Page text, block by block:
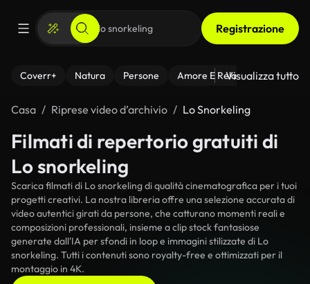
Registrazione
Coverr+ Natura Persone Amore E Relazioni Il
Visualizza tutto
Casa Riprese video d’archivio Lo Snorkeling
Filmati di repertorio gratuiti di
Lo snorkeling
Scarica filmati di Lo snorkeling di qualità cinematografica per i tuoi
progetti creativi. La nostra libreria offre una selezione accurata di
video autentici girati da persone, che catturano momenti reali e
composizioni professionali, insieme a clip stock fantasiose
generate dall'IA per sfondi in loop e immagini stilizzate di Lo
snorkeling. Tutti i contenuti sono royalty-free e ottimizzati per il
montaggio in 4K.